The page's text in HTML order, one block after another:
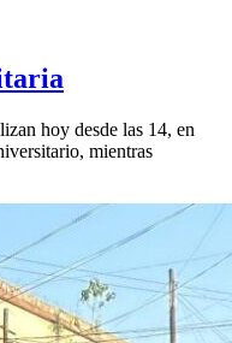
hoy desde las 14, en
mientras